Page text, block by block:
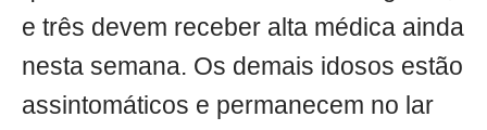
e três devem receber alta médica ainda
nesta semana. Os demais idosos estão
assintomáticos e permanecem no lar